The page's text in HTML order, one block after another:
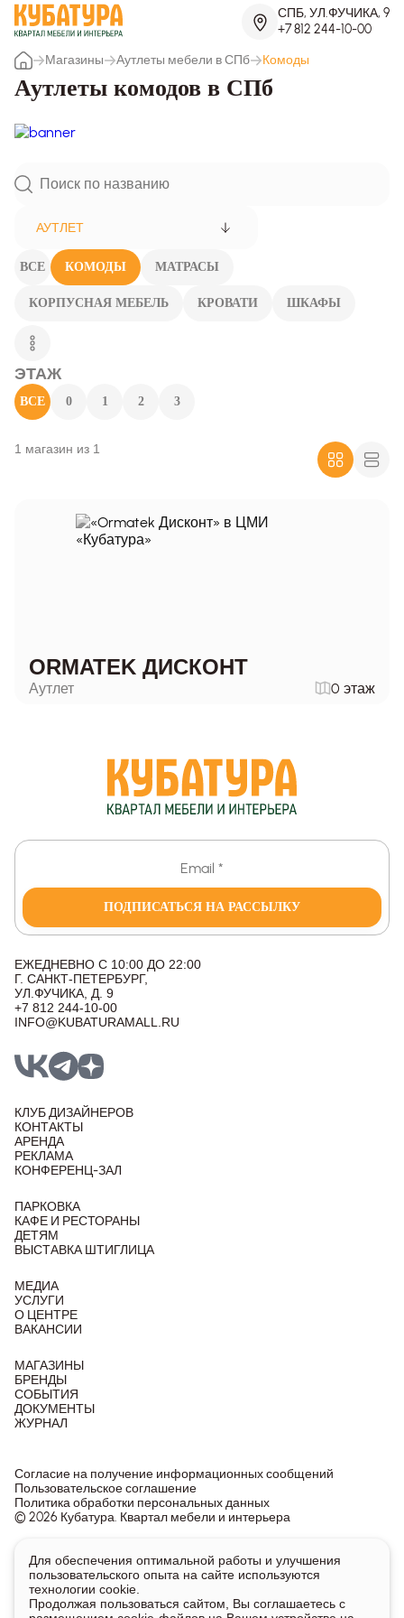
СПБ, УЛ.ФУЧИКА, 9
+7 812 244-10-00
Магазины
Аутлеты мебели в СПб Комоды
Аутлеты комодов в СПб
АУТЛЕТ
ВСЕ КОМОДЫ МАТРАСЫ
КОРПУСНАЯ МЕБЕЛЬ КРОВАТИ ШКАФЫ
ЭТАЖ
ВСЕ 0 1 2 3
1 магазин из 1
ORMATEK ДИСКОНТ
Аутлет 0 этаж
ПОДПИСАТЬСЯ НА РАССЫЛКУ
ЕЖЕДНЕВНО С 10:00 ДО 22:00
Г. САНКТ-ПЕТЕРБУРГ,
УЛ.ФУЧИКА, Д. 9
+7 812 244-10-00
INFO@KUBATURAMALL.RU
КЛУБ ДИЗАЙНЕРОВ
КОНТАКТЫ
АРЕНДА
РЕКЛАМА
КОНФЕРЕНЦ-ЗАЛ
ПАРКОВКА
КАФЕ И РЕСТОРАНЫ
ДЕТЯМ
ВЫСТАВКА ШТИГЛИЦА
МЕДИА
УСЛУГИ
О ЦЕНТРЕ
ВАКАНСИИ
МАГАЗИНЫ
БРЕНДЫ
СОБЫТИЯ
ДОКУМЕНТЫ
ЖУРНАЛ
© 2026 Кубатура. Квартал мебели и интерьера
Согласие на получение информационных сообщений
Пользовательское соглашение
Политика обработки персональных данных
Информация о товарах и ценах на сайте не является
публичной офертой, носит исключительно информационный
характер.
Для получения подробной информации о наличии и стоимости
указанных товаров и услуг напишите или позвоните нам.
Для обеспечения оптимальной работы и улучшения
пользовательского опыта на сайте используются
технологии cookie.
Продолжая пользоваться сайтом, Вы соглашаетесь с